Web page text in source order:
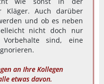
Kläger. Auch darüber
und ob es neben
nicht doch nur
Vorbehalte sind, eine
an Ihre Kollegen
etwas davon.